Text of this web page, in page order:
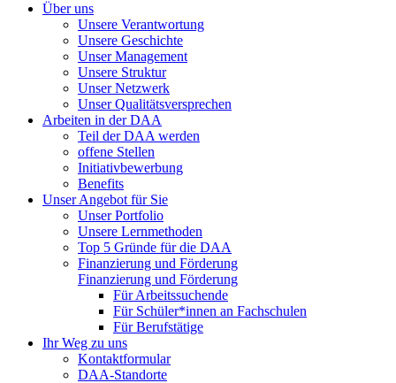
Über uns
Unsere Verantwortung
Unsere Geschichte
Unser Management
Unsere Struktur
Unser Netzwerk
Unser Qualitätsversprechen
Arbeiten in der DAA
Teil der DAA werden
offene Stellen
Initiativbewerbung
Benefits
Unser Angebot für Sie
Unser Portfolio
Unsere Lernmethoden
Top 5 Gründe für die DAA
Finanzierung und Förderung
Finanzierung und Förderung
Für Arbeitssuchende
Für Schüler*innen an Fachschulen
Für Berufstätige
Ihr Weg zu uns
Kontaktformular
DAA-Standorte